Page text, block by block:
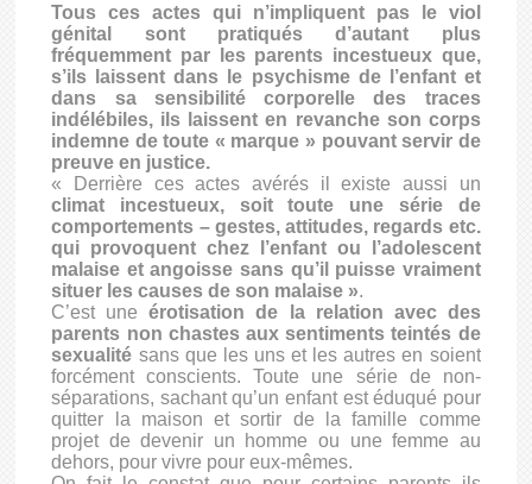
Tous ces actes qui n’impliquent pas le viol
génital sont pratiqués d’autant plus
fréquemment par les parents incestueux que,
s’ils laissent dans le psychisme de l’enfant et
dans sa sensibilité corporelle des traces
indélébiles, ils laissent en revanche son corps
indemne de toute « marque » pouvant servir de
preuve en justice.
« Derrière ces actes avérés il existe aussi un
climat incestueux, soit toute une série de
comportements – gestes, attitudes, regards etc.
qui provoquent chez l’enfant ou l’adolescent
malaise et angoisse sans qu’il puisse vraiment
situer les causes de son malaise ».
C’est uneérotisation de la relation avec des
parents non chastes aux sentiments teintés de
sexualité sans que les uns et les autres en soient
forcément conscients. Toute une série de non-
séparations, sachant qu’un enfant est éduqué pour
quitter la maison et sortir de la famille comme
projet de devenir un homme ou une femme au
dehors, pour vivre pour eux-mêmes.